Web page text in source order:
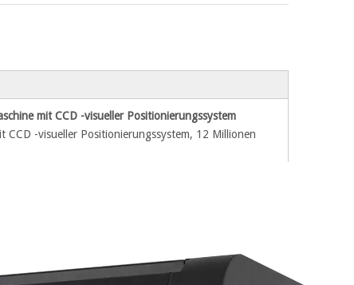
mit CCD -visueller Positionierungssystem
CCD -visueller Positionierungssystem, 12 Millionen